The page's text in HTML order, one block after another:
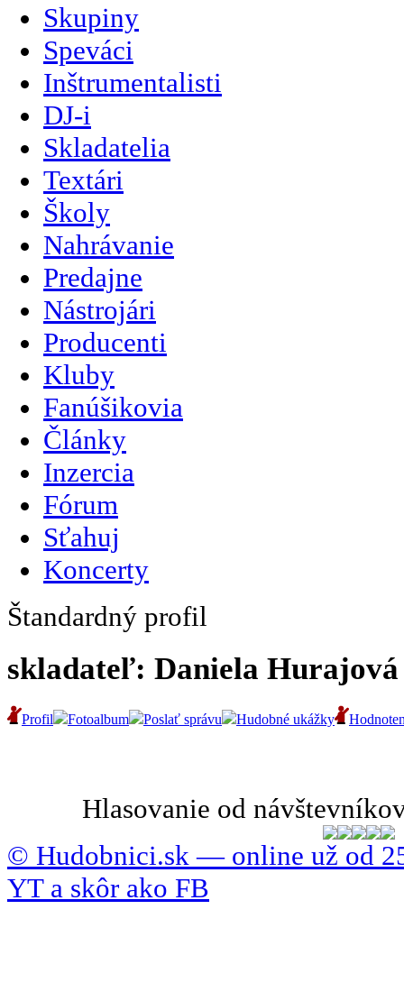
Skupiny
Speváci
Inštrumentalisti
DJ-i
Skladatelia
Textári
Školy
Nahrávanie
Predajne
Nástrojári
Producenti
Kluby
Fanúšikovia
Články
Inzercia
Fórum
Sťahuj
Koncerty
Štandardný profil
skladateľ: Daniela Hurajová
Profil Fotoalbum Poslať správu Hudobné ukážky
Hlasovanie od
© Hudobnici.sk — online už od
YT a skôr ako FB